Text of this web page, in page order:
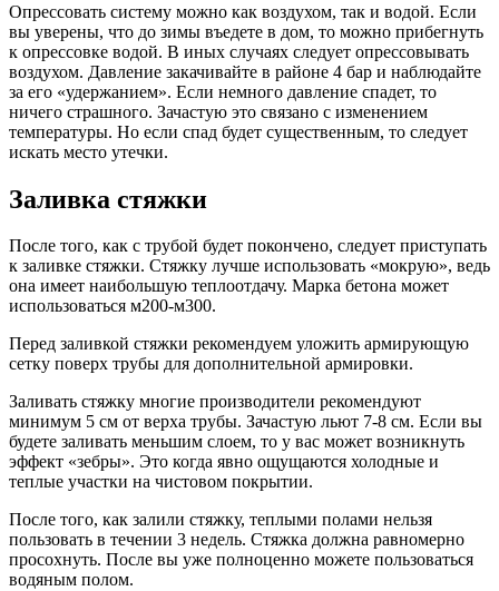
Опрессовать систему можно как воздухом, так и водой. Если
вы уверены, что до зимы въедете в дом, то можно прибегнуть
к опрессовке водой. В иных случаях следует опрессовывать
воздухом. Давление закачивайте в районе 4 бар и наблюдайте
за его «удержанием». Если немного давление спадет, то
ничего страшного. Зачастую это связано с изменением
температуры. Но если спад будет существенным, то следует
искать место утечки.
Заливка стяжки
После того, как с трубой будет покончено, следует приступать
к заливке стяжки. Стяжку лучше использовать «мокрую», ведь
она имеет наибольшую теплоотдачу. Марка бетона может
использоваться м200-м300.
Перед заливкой стяжки рекомендуем уложить армирующую
сетку поверх трубы для дополнительной армировки.
Заливать стяжку многие производители рекомендуют
минимум 5 см от верха трубы. Зачастую льют 7-8 см. Если вы
будете заливать меньшим слоем, то у вас может возникнуть
эффект «зебры». Это когда явно ощущаются холодные и
теплые участки на чистовом покрытии.
После того, как залили стяжку, теплыми полами нельзя
пользовать в течении 3 недель. Стяжка должна равномерно
просохнуть. После вы уже полноценно можете пользоваться
водяным полом.